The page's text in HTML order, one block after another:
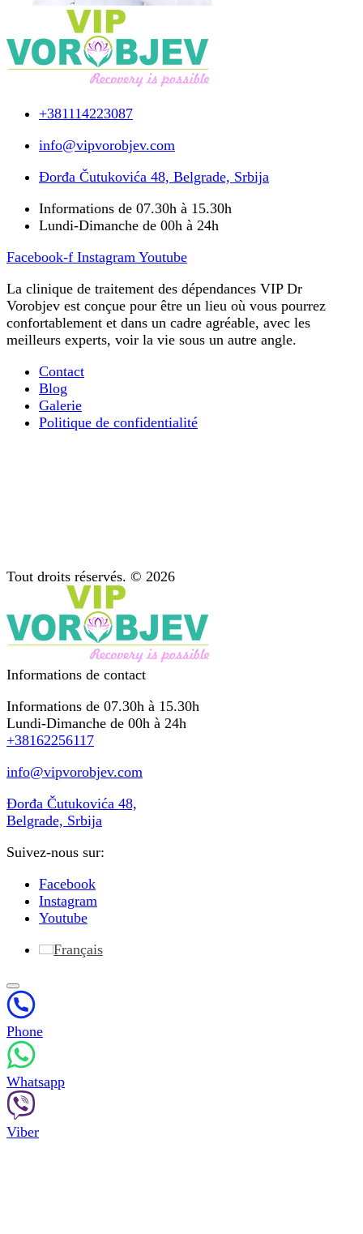
+381114223087
info@vipvorobjev.com
Đorđa Čutukovića 48, Belgrade, Srbija
Informations de 07.30h à 15.30h
Lundi-Dimanche de 00h à 24h
Facebook-f Instagram Youtube
La clinique de traitement des dépendances VIP Dr
Vorobjev est conçue pour être un lieu où vous pourrez
confortablement et dans un cadre agréable, avec les
meilleurs experts, voir la vie sous un autre angle.
Contact
Blog
Galerie
Politique de confidentialité
Tout droits réservés. © 2026
Informations de contact
Informations de 07.30h à 15.30h
Lundi-Dimanche de 00h à 24h
+38162256117
info@vipvorobjev.com
Đorđa Čutukovića 48,
Belgrade, Srbija
Suivez-nous sur:
Facebook
Instagram
Youtube
Français
Phone
Whatsapp
Viber